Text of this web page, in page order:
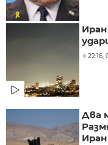
22:16,
Два
Иран